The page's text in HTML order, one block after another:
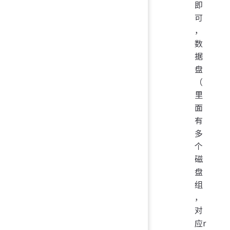
即
可
，
数
据
盘
（
里
面
有
多
个
磁
盘
组
，
对
应r